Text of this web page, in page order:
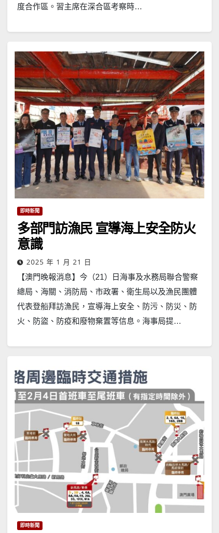
度合作區。習主席在深合區考察時…
即時新聞
多部門訪漁民 宣導海上安全防火
意識
2025 年 1 月 21 日
【澳門晚報消息】今（21）日海事及水務局聯合警察
總局、海關、消防局、市政署、衛生局以及漁民團體
代表登船拜訪漁民，宣導海上安全、防污、防災、防
火、防盜、防疫和廢物棄置等信息。海事局提…
即時新聞